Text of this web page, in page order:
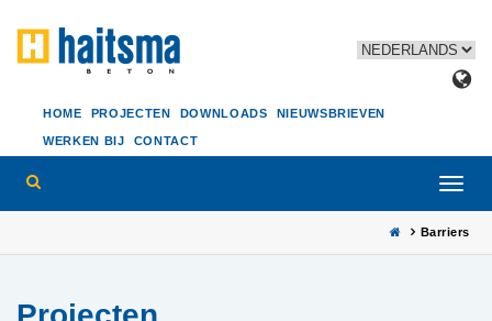
HOME PROJECTEN DOWNLOADS NIEUWSBRIEVEN
WERKEN BIJ CONTACT
Barriers